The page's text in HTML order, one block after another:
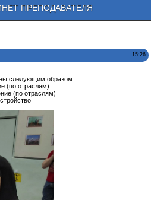
ПРЕПОДАВАТЕЛЯ
15:26
следующим образом:
(по отраслям)
(по отраслям)